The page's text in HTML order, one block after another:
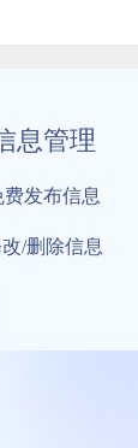
息管理
费发布信息
/删除信息